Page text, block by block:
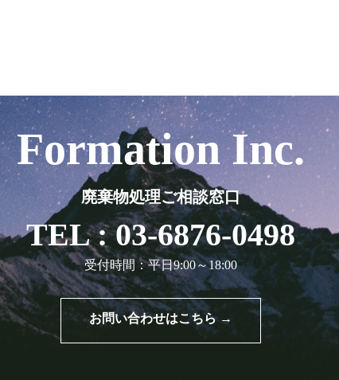
Formation Inc.
廃棄物処理ご相談窓口
TEL : 03-6876-0498
受付時間：平日9:00～18:00
お問い合わせはこちら →